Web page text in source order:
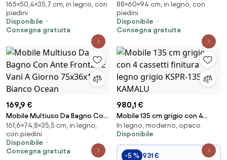
Vano Portascope 50x36x165H
Bianco Daisy
165×50,4×35,7 cm, in legno, con
piedini
Disponibile
Consegna gratuita
Cassetto 94x60x88H Bianco
Siena
88×60×94 cm, in legno, con
piedini
Disponibile
Consegna gratuita
169,9 €
Mobile Multiuso Da Bagno Con
Ante Frontali E Vani A Giorno
75x36x160 Bianco Ocean
161,6×74,8×35,5 cm, in legno,
con piedini
Disponibile
Consegna gratuita
980,1 €
Mobile 135 cm grigio con 4
cassetti finitura legno grigio
KSPR-135G - KAMALU
In legno, moderno, opaco
Disponibile
-5 % 931 €